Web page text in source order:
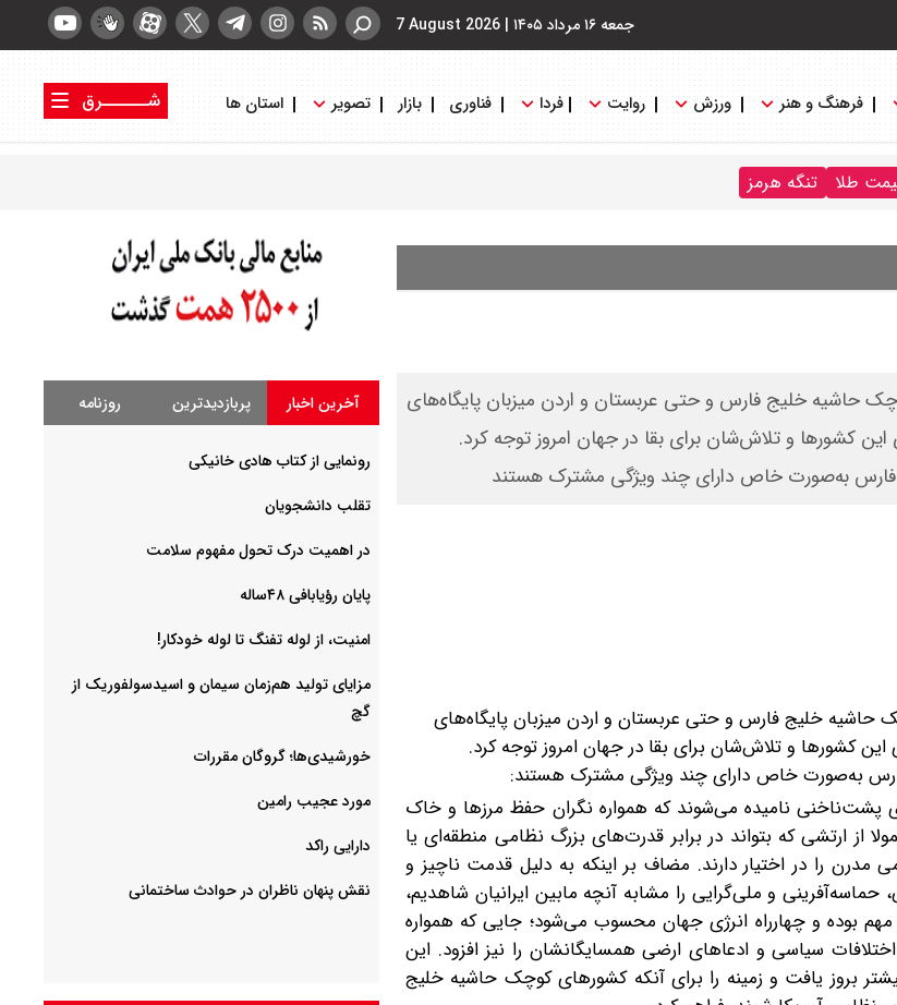
جمعه ۱۶ مرداد ۱۴۰۵ |
7 August 2026
فرهنگ و هنر ورزش روایت فردا فناوری بازار تصویر استان ها
شــــــرق
طلا تنگه هرمز
حاشیه خلیج فارس و حتی عربستان و اردن میزبان پایگاه‌های
کشورها و تلاش‌شان برای بقا در جهان امروز توجه کرد.
فارس به‌صورت خاص دارای چند ویژگی مشترک هستند
خلیج فارس و حتی عربستان و اردن میزبان پایگاه‌های
کشورها و تلاش‌شان برای بقا در جهان امروز توجه کرد.
به‌صورت خاص دارای چند ویژگی مشترک هستند:
نامیده می‌شوند که همواره نگران حفظ مرزها و خاک
ارتشی که بتواند در برابر قدرت‌های بزرگ نظامی منطقه‌ای یا
مدرن را در اختیار دارند. مضاف بر اینکه به دلیل قدمت ناچیز و
و ملی‌گرایی را مشابه آنچه مابین ایرانیان شاهدیم،
مهم بوده و چهار‌راه انرژی جهان محسوب می‌شود؛ جایی که همواره
سیاسی و ادعاهای ارضی همسایگانشان را نیز افزود. این
بروز یافت و زمینه را برای آنکه کشورهای کوچک حاشیه خلیج
آخرین اخبار پربازدیدترین روزنامه
رونمایی از کتاب هادی خانیکی
‌تقلب دانشجویان
در اهمیت درک تحول مفهوم سلامت
پایان رؤیابافی ۴۸ساله
امنیت، از لوله تفنگ تا ‌لوله خودکار!
مزایای تولید هم‌زمان سیمان و اسیدسولفوریک از
گچ
خورشیدی‌ها؛ گروگان مقررات
مورد عجیب رامین
دارایی راکد
نقش پنهان ناظران در حوادث ساختمانی